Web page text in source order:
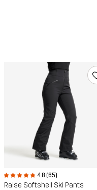
4.8 (65)
Raise Softshell Ski Pants